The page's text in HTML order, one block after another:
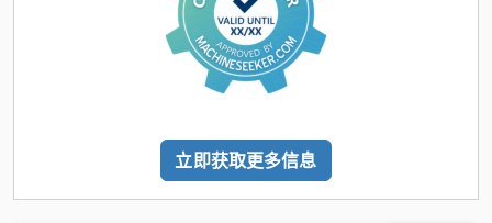
立即获取更多信息